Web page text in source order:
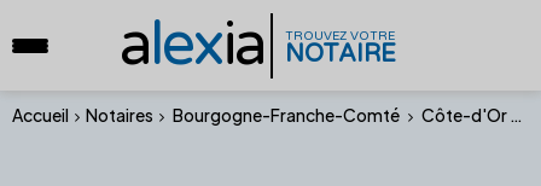
alexia TROUVEZ VOTRE
NOTAIRE
Accueil Notaires Bourgogne-Franche-Comté Côte-d'Or